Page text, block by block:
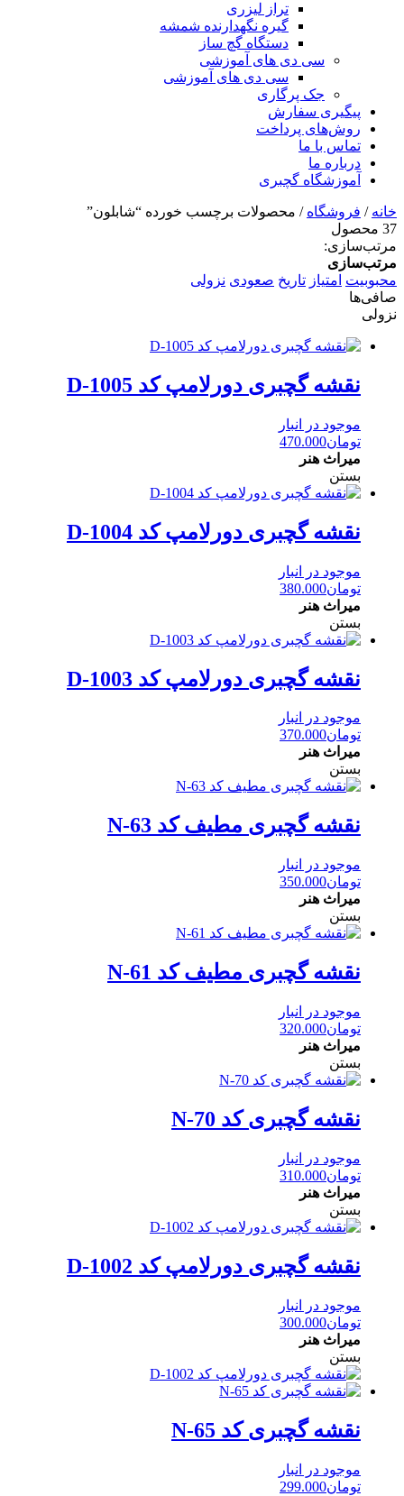
تراز لیزری
گیره نگهدارنده شمشه
دستگاه گچ ساز
سی دی های آموزشی
سی دی های آموزشی
جک پرگاری
پیگیری سفارش
روش‌های پرداخت
تماس با ما
درباره ما
آموزشگاه گچبری
خانه / فروشگاه / محصولات برچسب خورده “شابلون”
37 محصول
مرتب‌سازی:
مرتب‌سازی
محبوبیت امتیاز تاریخ صعودی نزولی
صافی‌ها
نزولی
نقشه گچبری دورلامپ کد D-1005
موجود در انبار
تومان470.000
میراث هنر
بستن
نقشه گچبری دورلامپ کد D-1004
موجود در انبار
تومان380.000
میراث هنر
بستن
نقشه گچبری دورلامپ کد D-1003
موجود در انبار
تومان370.000
میراث هنر
بستن
نقشه گچبری مطیف کد N-63
موجود در انبار
تومان350.000
میراث هنر
بستن
نقشه گچبری مطیف کد N-61
موجود در انبار
تومان320.000
میراث هنر
بستن
نقشه گچبری کد N-70
موجود در انبار
تومان310.000
میراث هنر
بستن
نقشه گچبری دورلامپ کد D-1002
موجود در انبار
تومان300.000
میراث هنر
بستن
نقشه گچبری کد N-65
موجود در انبار
تومان299.000